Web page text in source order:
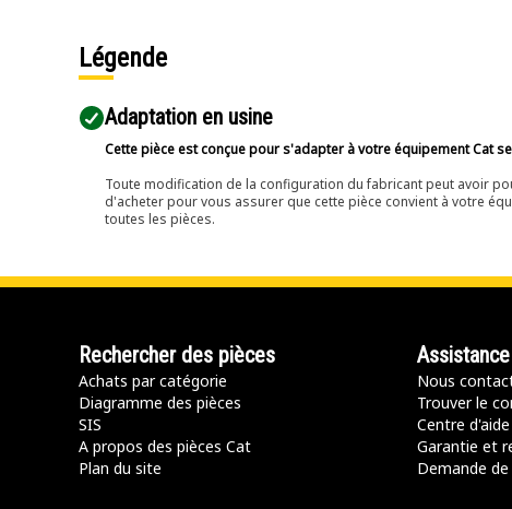
Légende
Adaptation en usine
Cette pièce est conçue pour s'adapter à votre équipement Cat
Toute modification de la configuration du fabricant peut avoir
d'acheter pour vous assurer que cette pièce convient à votre
toutes les pièces.
Rechercher des pièces
Achats par catégorie
Diagramme des pièces
SIS
A propos des pièces Cat
Plan du site
Assistance
Nous
Trouver le
Centre d'aide
Garantie et
Demande